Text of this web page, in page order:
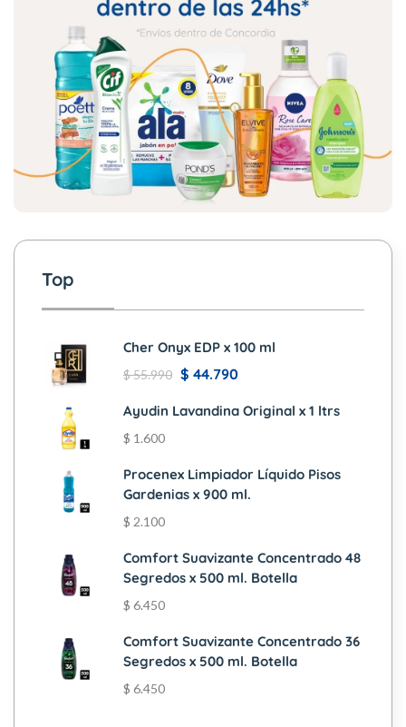
Top
Cher Onyx EDP x 100 ml
$55.990 $ 44.790
Ayudin Lavandina Original x 1 ltrs
$ 1.600
Procenex Limpiador Líquido Pisos
Gardenias x 900 ml.
$ 2.100
Comfort Suavizante Concentrado 48
Segredos x 500 ml. Botella
$ 6.450
Comfort Suavizante Concentrado 36
Segredos x 500 ml. Botella
$ 6.450